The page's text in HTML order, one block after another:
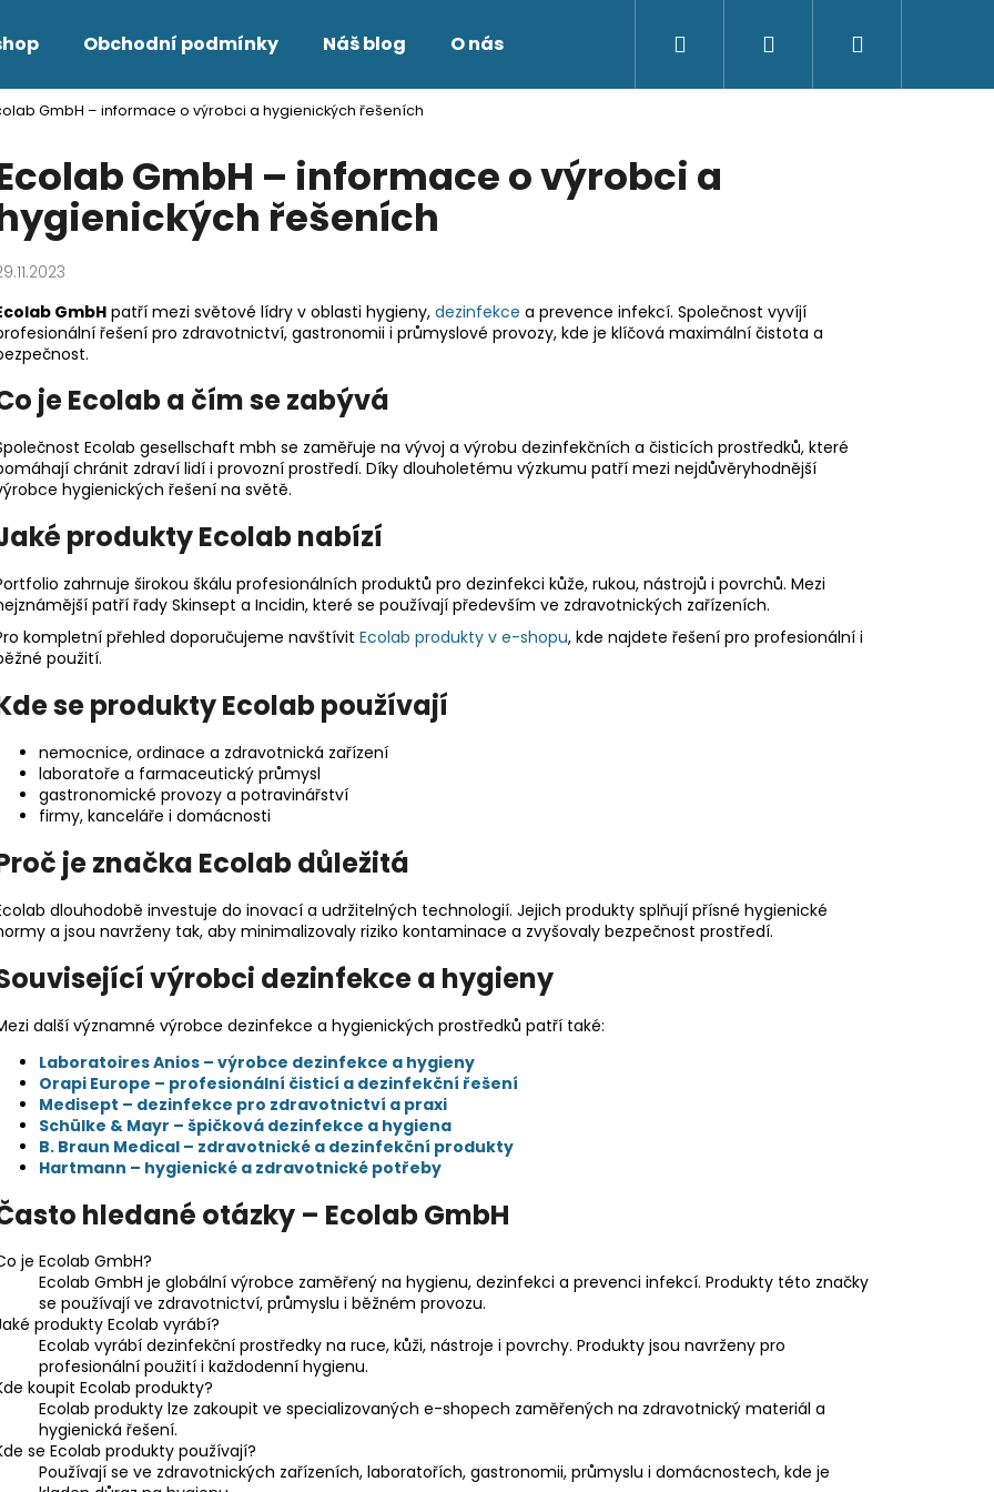
Obchodní podmínky Náš blog O nás Přihlášení
GmbH – informace o výrobci a hygienických řešeních
GmbH – informace o výrobci a
řešeních
GmbH patří mezi světové lídry v oblasti hygieny, dezinfekce a prevence infekcí. Společnost vyvíjí
řešení pro zdravotnictví, gastronomii i průmyslové provozy, kde je klíčová maximální čistota a
je Ecolab a čím se zabývá
Ecolab gesellschaft mbh se zaměřuje na vývoj a výrobu dezinfekčních a čisticích prostředků, které
chránit zdraví lidí i provozní prostředí. Díky dlouholetému výzkumu patří mezi nejdůvěryhodnější
hygienických řešení na světě.
produkty Ecolab nabízí
zahrnuje širokou škálu profesionálních produktů pro dezinfekci kůže, rukou, nástrojů i povrchů. Mezi
patří řady Skinsept a Incidin, které se používají především ve zdravotnických zařízeních.
kompletní přehled doporučujeme navštívit Ecolab produkty v e-shopu, kde najdete řešení pro profesionální i
použití.
se produkty Ecolab používají
nemocnice, ordinace a zdravotnická zařízení
laboratoře a farmaceutický průmysl
gastronomické provozy a potravinářství
firmy, kanceláře i domácnosti
je značka Ecolab důležitá
dlouhodobě investuje do inovací a udržitelných technologií. Jejich produkty splňují přísné hygienické
a jsou navrženy tak, aby minimalizovaly riziko kontaminace a zvyšovaly bezpečnost prostředí.
výrobci dezinfekce a hygieny
další významné výrobce dezinfekce a hygienických prostředků patří také:
Laboratoires Anios – výrobce dezinfekce a hygieny
Orapi Europe – profesionální čisticí a dezinfekční řešení
Medisept – dezinfekce pro zdravotnictví a praxi
Schülke & Mayr – špičková dezinfekce a hygiena
B. Braun Medical – zdravotnické a dezinfekční produkty
Hartmann – hygienické a zdravotnické potřeby
hledané otázky – Ecolab GmbH
je Ecolab GmbH?
Ecolab GmbH je globální výrobce zaměřený na hygienu, dezinfekci a prevenci infekcí. Produkty této značky
se používají ve zdravotnictví, průmyslu i běžném provozu.
produkty Ecolab vyrábí?
Ecolab vyrábí dezinfekční prostředky na ruce, kůži, nástroje i povrchy. Produkty jsou navrženy pro
profesionální použití i každodenní hygienu.
koupit Ecolab produkty?
Ecolab produkty lze zakoupit ve specializovaných e-shopech zaměřených na zdravotnický materiál a
hygienická řešení.
se Ecolab produkty používají?
Používají se ve zdravotnických zařízeních, laboratořích, gastronomii, průmyslu i domácnostech, kde je
Co potřebujete najít?
HLEDAT
Doporučujeme